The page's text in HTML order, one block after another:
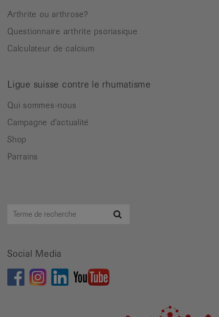
Arthrite ou arthrose?
Questionnaire arthrite psoriasique
Calculateur de calcium
Ligue suisse contre le rhumatisme
Qui sommes-nous
Campagne d'actualité
Shop
Parrains
Terme
Social Media